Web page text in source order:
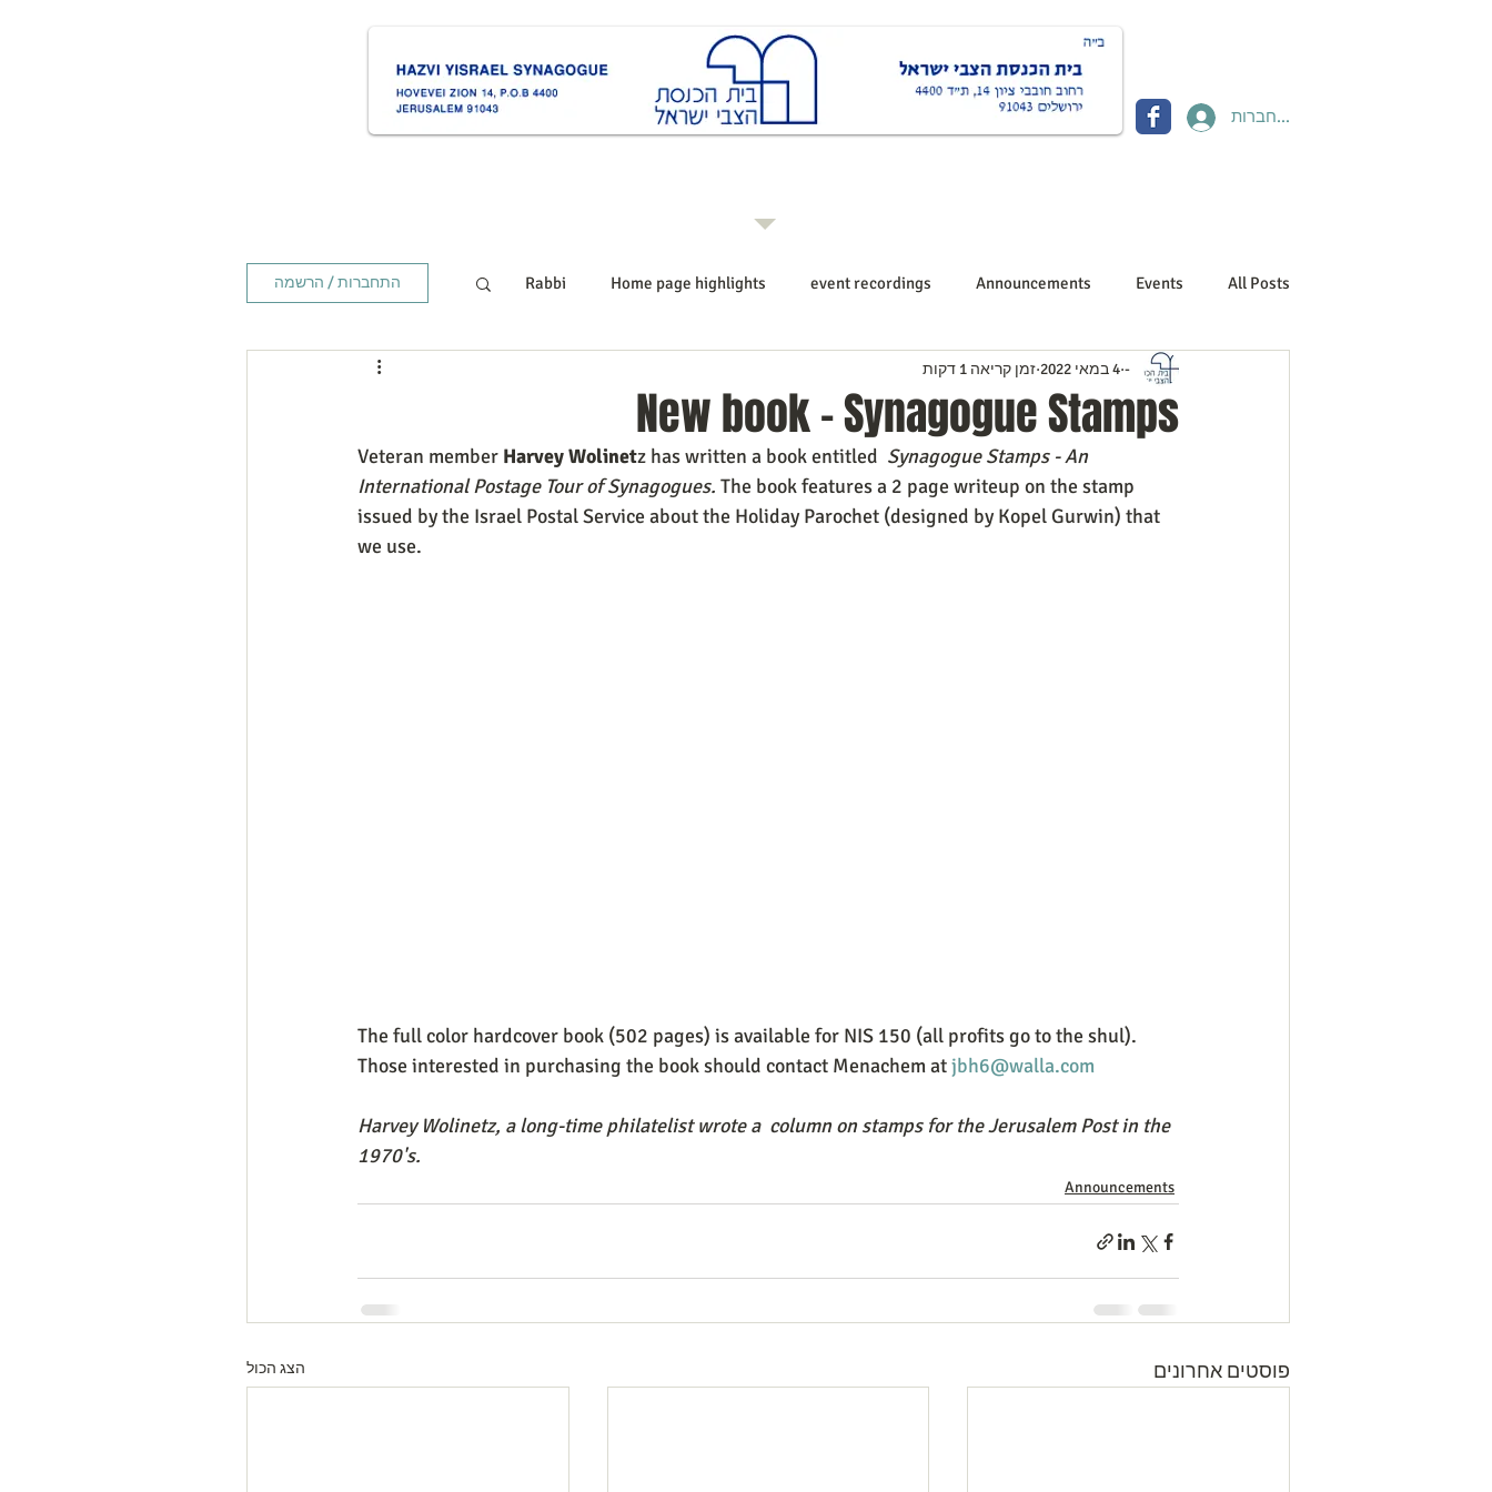
להתחברות
All Posts
Events
Announcements
event recordings
Home page highlights
Rabbi התחברות / הרשמה
New book - Synagogue Stamps
- 4 במאי 2022 זמן קריאה 1 דקות
Veteran member Harvey Wolinetz has written a book entitled Synagogue Stamps - An
International Postage Tour of Synagogues. The book features a 2 page writeup on the stamp
issued by the Israel Postal Service about the Holiday Parochet (designed by Kopel Gurwin) that
we use.
The full color hardcover book (502 pages) is available for NIS 150 (all profits go to the shul).
Those interested in purchasing the book should contact Menachem at jbh6@walla.com
Harvey Wolinetz, a long-time philatelist wrote a  column on stamps for the Jerusalem Post in the
1970's.
Announcements
פוסטים אחרונים הצג הכול